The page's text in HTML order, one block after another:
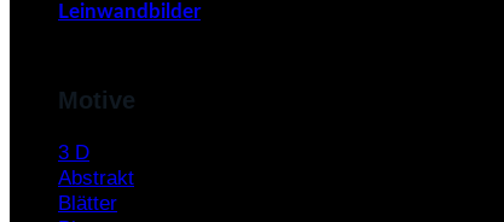
Leinwandbilder
Motive
3 D
Abstrakt
Blätter